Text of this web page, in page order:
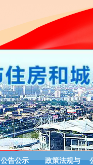
公告公示
政策法规与